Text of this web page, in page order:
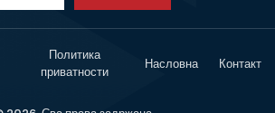
Политика
приватности
Насловна Контакт